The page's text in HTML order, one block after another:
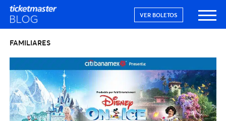
VER BOLETOS
FAMILIARES